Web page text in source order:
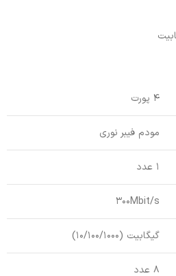
4 پورت
مودم فیبر نوری
1 عدد
300Mbit/s
گیگابیت (10/100/1000)
8 عدد